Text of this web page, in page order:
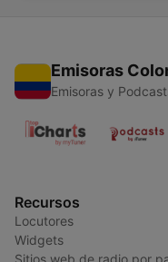
Emisoras
Emisoras y
Recursos
Locutores
Widgets